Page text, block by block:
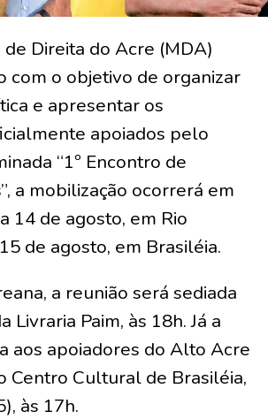
Direita do Acre (MDA)
com o objetivo de organizar
e apresentar os
apoiados pelo
“1º Encontro de
a mobilização ocorrerá em
14 de agosto, em Rio
de agosto, em Brasiléia.
a reunião será sediada
Livraria Paim, às 18h. Já a
aos apoiadores do Alto Acre
Centro Cultural de Brasiléia,
às 17h.